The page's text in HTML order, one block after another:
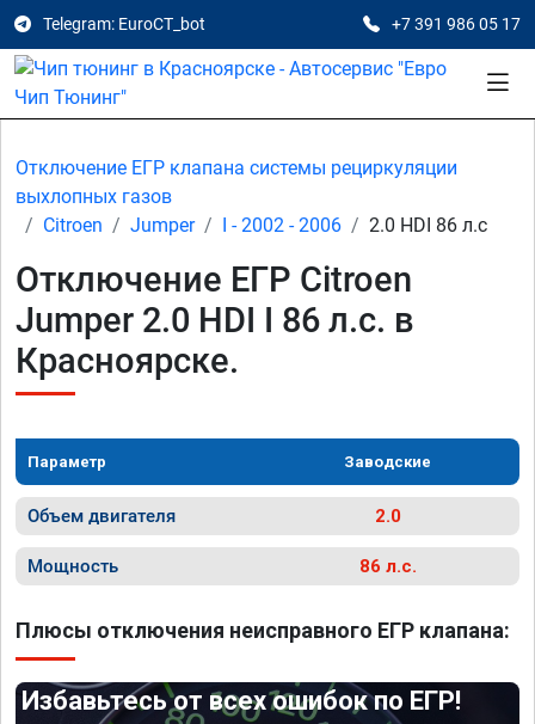
Telegram: EuroCT_bot +7 391 986 05 17
Отключение ЕГР клапана системы рециркуляции
выхлопных газов
Citroen
Jumper I - 2002 - 2006 2.0 HDI 86 л.с
Отключение ЕГР Citroen
Jumper 2.0 HDI I 86 л.с. в
Красноярске.
Параметр Заводские
Объем двигателя 2.0
Мощность 86 л.с.
Плюсы отключения неисправного ЕГР клапана:
Избавьтесь от всех ошибок по ЕГР!